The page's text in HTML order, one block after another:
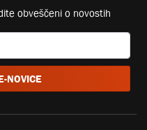
obveščeni o novostih
NOVICE